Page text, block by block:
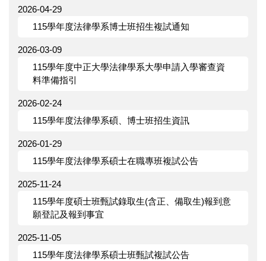
2026-04-29
115學年度法律學系博士班招生複試通知
2026-03-09
115學年度中正大學法律學系大學申請入學審查資
料準備指引
2026-02-24
115學年度法律學系碩、博士班招生資訊
2026-01-29
115學年度法律學系碩士在職專班複試公告
2025-11-24
115學年度碩士班甄試錄取生(含正、備取生)報到意
願登記及報到事宜
2025-11-05
115學年度法律學系碩士班甄試複試公告